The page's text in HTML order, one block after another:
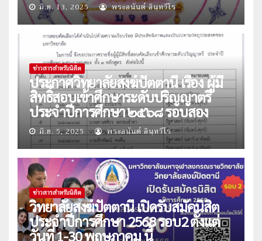
มิ.ย. 13, 2025 พระอนันต์ อินฺทวีโร
ข่าวสารสำหรับนิสิต
ประกาศวิทยาลัยสงฆ์ปัตตานี เรื่อง ผู้มี
สิทธิ์สอบเข้าศึกษาระดับปริญญาตรี
ประจำปีการศึกษา ๒๕๖๘ รอบสอง
มิ.ย. 5, 2025 พระอนันต์ อินฺทวีโร
ข่าวสารสำหรับนิสิต
วิทยาลัยสงฆ์ปัตตานี เปิดรับสมัคนิสิต
ประจำปีการศึกษา 2568 รอบ2 ตั้งแต่
วันที่ 1-30 พฤษภาคม นี้